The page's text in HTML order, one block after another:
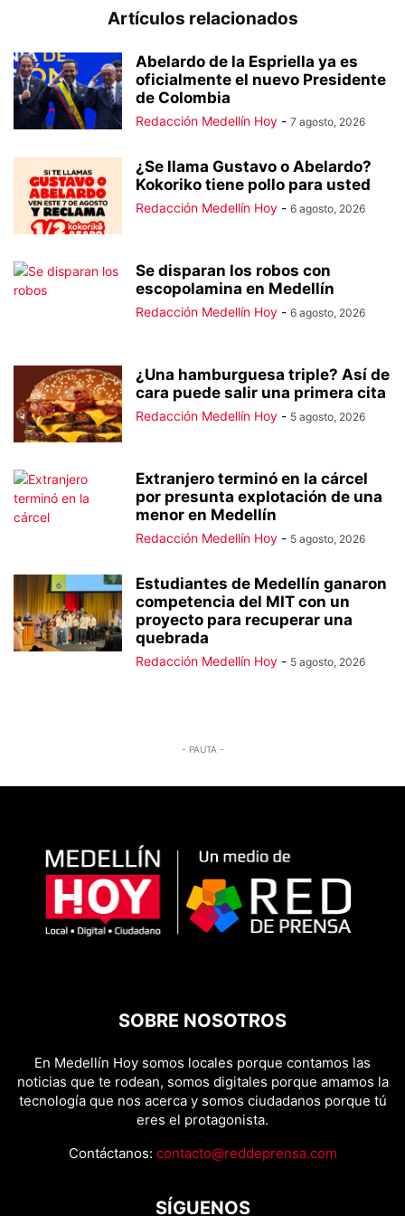
Artículos relacionados
Abelardo de la Espriella ya es
oficialmente el nuevo Presidente
de Colombia
Redacción Medellín Hoy - 7 agosto, 2026
¿Se llama Gustavo o Abelardo?
Kokoriko tiene pollo para usted
Redacción Medellín Hoy - 6 agosto, 2026
Se disparan los robos con
escopolamina en Medellín
Redacción Medellín Hoy - 6 agosto, 2026
¿Una hamburguesa triple? Así de
cara puede salir una primera cita
Redacción Medellín Hoy - 5 agosto, 2026
Extranjero terminó en la cárcel
por presunta explotación de una
menor en Medellín
Redacción Medellín Hoy - 5 agosto, 2026
Estudiantes de Medellín ganaron
competencia del MIT con un
proyecto para recuperar una
quebrada
Redacción Medellín Hoy - 5 agosto, 2026
- PAUTA -
SOBRE NOSOTROS
En Medellín Hoy somos locales porque contamos las
noticias que te rodean, somos digitales porque amamos la
tecnología que nos acerca y somos ciudadanos porque tú
eres el protagonista.
Contáctanos: contacto@reddeprensa.com
SÍGUENOS